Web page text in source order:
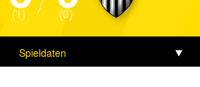
(1) (0)
Spieldaten